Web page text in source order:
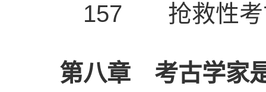
157 抢救性考
第八章 考古学家